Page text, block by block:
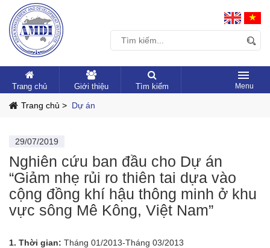
Trang chủ Giới thiệu Tìm kiếm
Trang chủ > Dự án
29/07/2019
Nghiên cứu ban đầu cho Dự án
“Giảm nhẹ rủi ro thiên tai dựa vào
cộng đồng khí hậu thông minh ở khu
vực sông Mê Kông, Việt Nam”
1. Thời gian: Tháng 01/2013-Tháng 03/2013